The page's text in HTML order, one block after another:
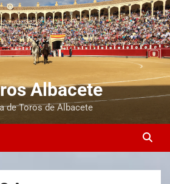
Albacete
de Toros de Albacete